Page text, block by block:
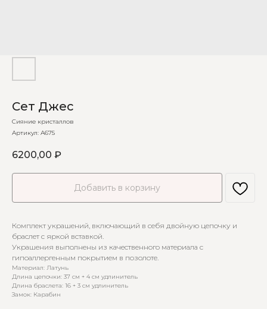
Сет Джес
Сияние кристаллов
Артикул: А675
6200,00 ₽
Добавить в корзину
Комплект украшений, включающий в себя двойную цепочку и
браслет с яркой вставкой.
Украшения выполнены из качественного материала с
гипоаллергенным покрытием в позолоте.
Материал: Латунь
Длина цепочки: 37 см + 4 см удлинитель
Длина браслета: 16 + 3 см удлинитель
Замок: Карабин